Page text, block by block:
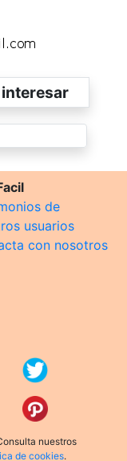
de
usuarios
con nosotros
nuestros
de cookies.